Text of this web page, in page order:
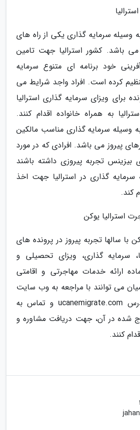
وسیله سرمایه گذاری یکی از راه های
می باشد. کشور استرالیا جهت تامین
خود برنامه ای متنوع سرمایه
کرده است. افراد واجد شرایط می
برای ویزای سرمایه گذاری استرالیا
به همراه خانواده اقدام کنند.
وسیله سرمایه گذاری مناسب مالکین
پیروز می باشد. افرادی که در مورد
بیزینس تجربه پیروزی داشته باشند
سرمایه گذاری در استرالیا جهت اخذ
کند.
استرالیا یوکن
سالها تجربه پیروز در پرونده های
سرمایه گذاری، ویزای تحصیلی و
ارائه خدمات مهاجرتی و اقامتی
می توانند با مراجعه به وب سایت
موسسه یوکن به آدرس ucanemigrate.com و تماس به
شده در آن، جهت دریافت مشاوره و
کنند.